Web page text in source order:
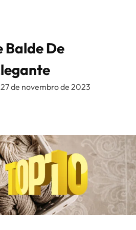
Balde De
27 de novembro de 2023